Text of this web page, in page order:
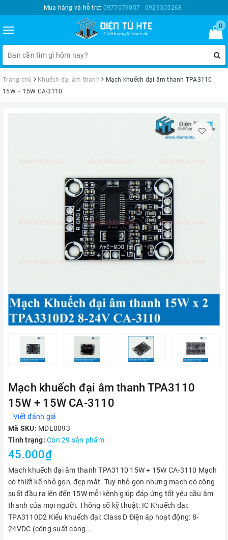
Mua hàng và hỗ trợ: 0977079057 - 0929305268
Toggle
navigation
0
Trang chủ Khuếch đại âm thanh
Mạch khuếch đại âm thanh TPA3110
15W + 15W CA-3110
Mạch khuếch đại âm thanh TPA3110
15W + 15W CA-3110
Viết đánh giá
Mã SKU: MDL0093
Tình trạng: Còn 29 sản phẩm
45.000₫
Mạch khuếch đại âm thanh TPA3110 15W + 15W CA-3110 Mạch
có thiết kế nhỏ gọn, đẹp mắt. Tuy nhỏ gọn nhưng mạch có công
suất đầu ra lên đến 15W mỗi kênh giúp đáp ứng tốt yêu cầu âm
thanh của mọi người. Thông số kỹ thuật: IC Khuếch đại:
TPA3110D2 Kiểu khuếch đại: Class D Điện áp hoạt động: 8-
24VDC (công suất càng...